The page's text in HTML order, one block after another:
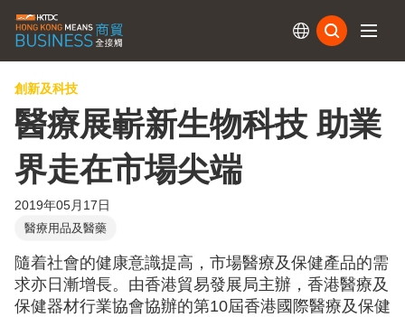
創新及科技
醫療展嶄新生物科技 助業
界走在市場尖端
2019年05月17日
醫療用品及醫藥
隨着社會的健康意識提高，市場醫療及保健產品的需
求亦日漸增長。由香港貿易發展局主辦，香港醫療及
保健器材行業協會協辦的第10屆香港國際醫療及保健